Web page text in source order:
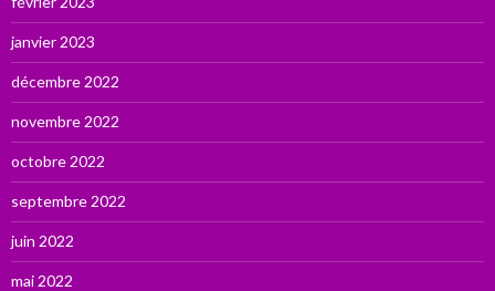
janvier 2023
décembre 2022
novembre 2022
octobre 2022
septembre 2022
juin 2022
mai 2022